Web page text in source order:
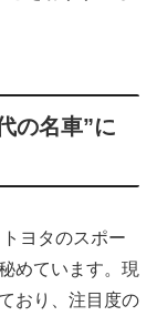
の名車”に
ヨタのスポー
めています。現
おり、注目度の